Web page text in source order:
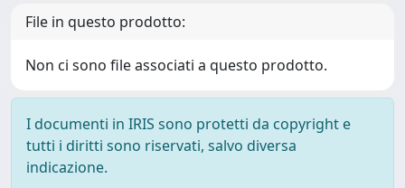
File in questo prodotto:
Non ci sono file associati a questo prodotto.
I documenti in IRIS sono protetti da copyright e
tutti i diritti sono riservati, salvo diversa
indicazione.